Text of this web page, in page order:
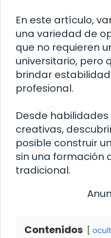
En este artículo,
una variedad de
que no requieren
universitario, pero
brindar
profesional.
Desde
creativas,
posible construir
sin una formación
tradicional.
Contenidos